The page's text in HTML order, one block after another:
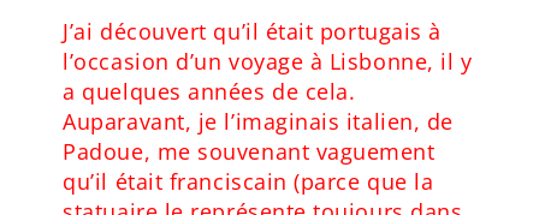
J’ai découvert qu’il était portugais à
l’occasion d’un voyage à Lisbonne, il y
a quelques années de cela.
Auparavant, je l’imaginais italien, de
Padoue, me souvenant vaguement
qu’il était franciscain (parce que la